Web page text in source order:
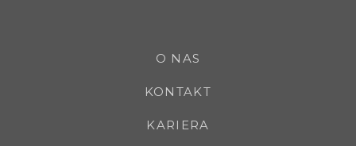
O NAS
KONTAKT
KARIERA